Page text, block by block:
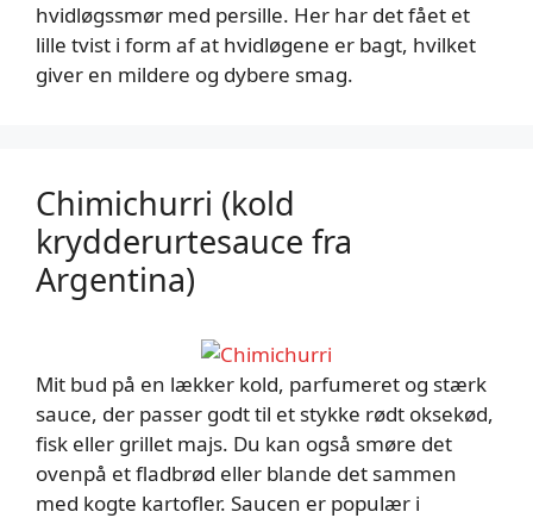
hvidløgssmør med persille. Her har det fået et
lille tvist i form af at hvidløgene er bagt, hvilket
giver en mildere og dybere smag.
Chimichurri (kold
krydderurtesauce fra
Argentina)
Mit bud på en lækker kold, parfumeret og stærk
sauce, der passer godt til et stykke rødt oksekød,
fisk eller grillet majs. Du kan også smøre det
ovenpå et fladbrød eller blande det sammen
med kogte kartofler. Saucen er populær i